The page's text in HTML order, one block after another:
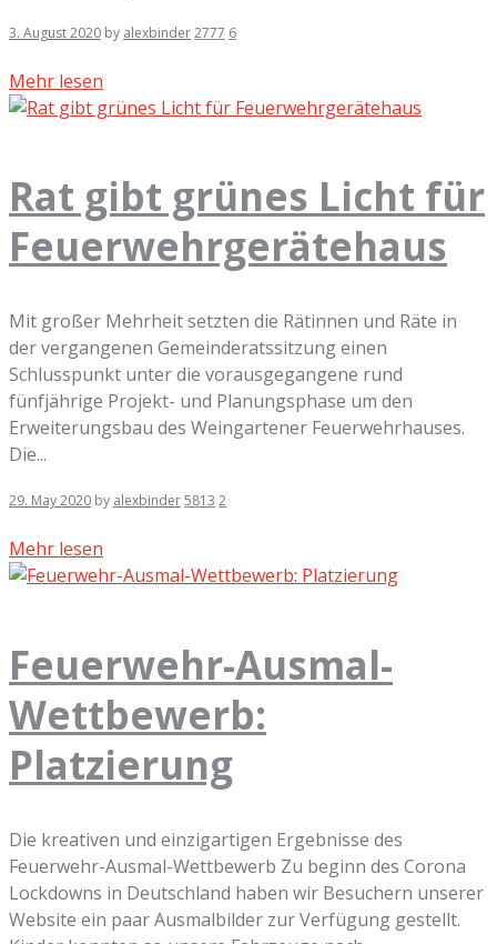
3. August 2020 by alexbinder2777 6
Mehr lesen
Rat gibt grünes Licht für
Feuerwehrgerätehaus
Mit großer Mehrheit setzten die Rätinnen und Räte in
der vergangenen Gemeinderatssitzung einen
Schlusspunkt unter die vorausgegangene rund
fünfjährige Projekt- und Planungsphase um den
Erweiterungsbau des Weingartener Feuerwehrhauses.
Die...
29. May 2020 by alexbinder5813 2
Mehr lesen
Feuerwehr-Ausmal-
Wettbewerb:
Platzierung
Die kreativen und einzigartigen Ergebnisse des
Feuerwehr-Ausmal-Wettbewerb Zu beginn des Corona
Lockdowns in Deutschland haben wir Besuchern unserer
Website ein paar Ausmalbilder zur Verfügung gestellt.